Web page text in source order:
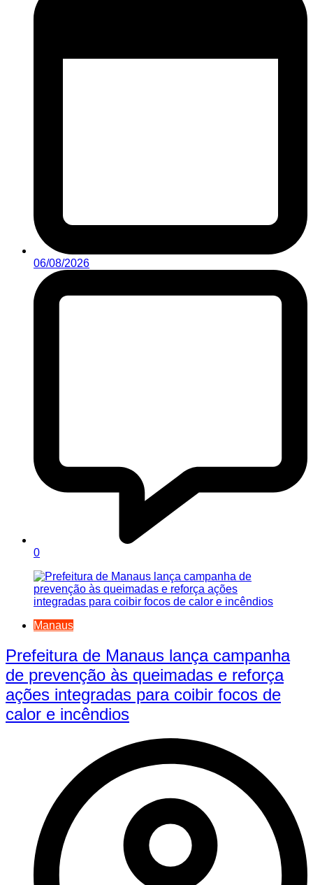
06/08/2026
0
Manaus
Prefeitura de Manaus lança campanha
de prevenção às queimadas e reforça
ações integradas para coibir focos de
calor e incêndios